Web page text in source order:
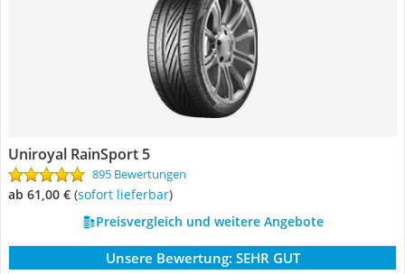
Uniroyal RainSport 5
895 Bewertungen
ab 61,00 € ( Sofort lieferbar)
Preisvergleich und weitere Angebote
Unsere Bewertung: SEHR GUT